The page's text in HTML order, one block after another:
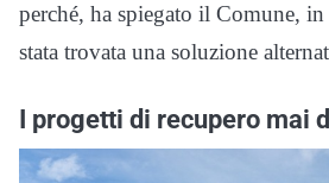
perché, ha spiegato il Comune,
stata trovata una soluzione
I progetti di recupero mai